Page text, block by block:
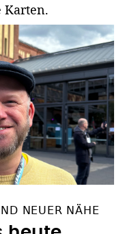
Karten.
NEUER NÄHE